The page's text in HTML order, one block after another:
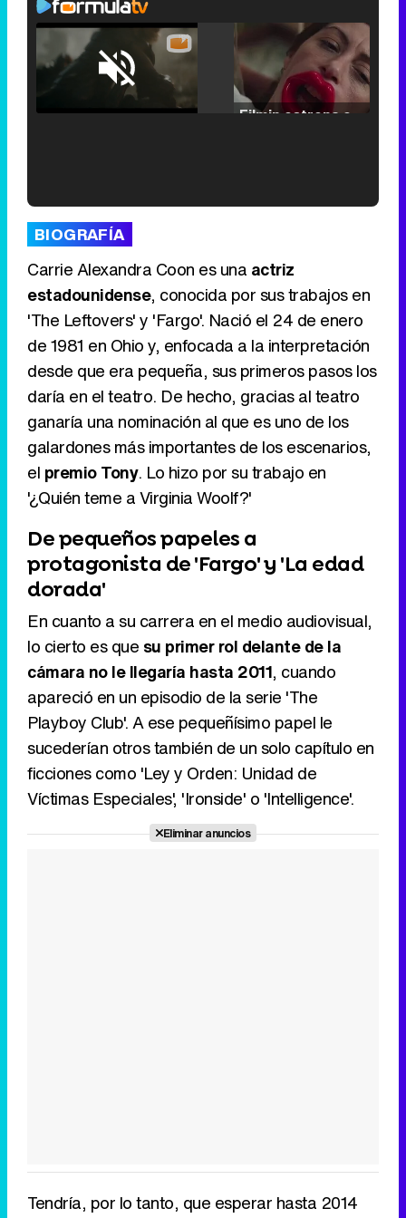
/
Loaded
Tráiler de '33 días', la nueva serie de Atresplayer con Julián Villagrán y José Manuel Poga
BIOGRAFÍA
Carrie Alexandra Coon es una actriz
estadounidense, conocida por sus trabajos en
'The Leftovers' y 'Fargo'. Nació el 24 de enero
de 1981 en Ohio y, enfocada a la interpretación
desde que era pequeña, sus primeros pasos los
daría en el teatro. De hecho, gracias al teatro
ganaría una nominación al que es uno de los
galardones más importantes de los escenarios,
el premio Tony. Lo hizo por su trabajo en
'¿Quién teme a Virginia Woolf?'
De pequeños papeles a
protagonista de 'Fargo' y 'La edad
dorada'
En cuanto a su carrera en el medio audiovisual,
lo cierto es que su primer rol delante de la
cámara no le llegaría hasta 2011, cuando
apareció en un episodio de la serie 'The
Playboy Club'. A ese pequeñísimo papel le
sucederían otros también de un solo capítulo en
ficciones como 'Ley y Orden: Unidad de
Víctimas Especiales', 'Ironside' o 'Intelligence'.
Eliminar anuncios
Tendría, por lo tanto, que esperar hasta 2014